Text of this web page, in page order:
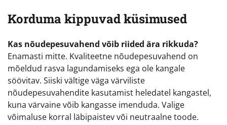
Korduma kippuvad küsimused
Kas nõudepesuvahend võib riided ära rikkuda?
Enamasti mitte. Kvaliteetne nõudepesuvahend on
mõeldud rasva lagundamiseks ega ole kangale
söövitav. Siiski vältige väga värviliste
nõudepesuvahendite kasutamist heledatel kangastel,
kuna värvaine võib kangasse imenduda. Valige
võimaluse korral läbipaistev või neutraalne toode.